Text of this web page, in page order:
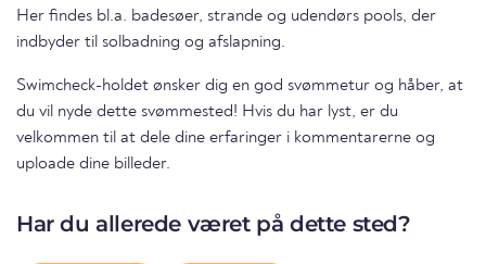
Her findes bl.a. badesøer, strande og udendørs pools, der
indbyder til solbadning og afslapning.
Swimcheck-holdet ønsker dig en god svømmetur og håber, at
du vil nyde dette svømmested! Hvis du har lyst, er du
velkommen til at dele dine erfaringer i kommentarerne og
uploade dine billeder.
Har du allerede været på dette sted?